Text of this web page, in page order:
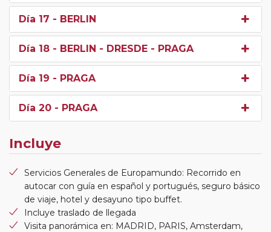
Día 17 - BERLIN
Día 18 - BERLIN - DRESDE - PRAGA
Día 19 - PRAGA
Día 20 - PRAGA
Incluye
Servicios Generales de Europamundo: Recorrido en
autocar con guía en español y portugués, seguro básico
de viaje, hotel y desayuno tipo buffet.
Incluye traslado de llegada
Visita panorámica en: MADRID, PARIS, Amsterdam,